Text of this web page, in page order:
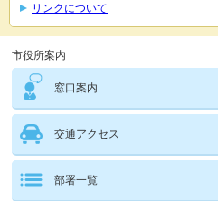
リンクについて
市役所案内
窓口案内
交通アクセス
部署一覧